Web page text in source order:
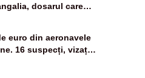
dosarul care
euro din aeronavele
16 suspecți, vizați